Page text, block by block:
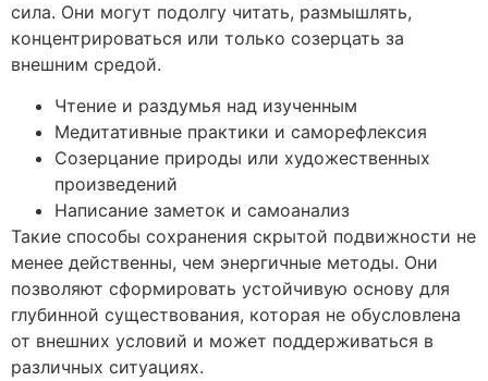
сила. Они могут подолгу читать, размышлять,
концентрироваться или только созерцать за
внешним средой.
Чтение и раздумья над изученным
Медитативные практики и саморефлексия
Созерцание природы или художественных
произведений
Написание заметок и самоанализ
Такие способы сохранения скрытой подвижности не
менее действенны, чем энергичные методы. Они
позволяют сформировать устойчивую основу для
глубинной существования, которая не обусловлена
от внешних условий и может поддерживаться в
различных ситуациях.